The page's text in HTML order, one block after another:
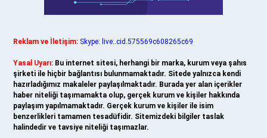
Reklam ve İletişim: Skype: live:.cid.575569c608265c69
Yasal Uyarı: Bu internet sitesi, herhangi bir marka, kurum veya şahıs
şirketi ile hiçbir bağlantısı bulunmamaktadır. Sitede yalnızca kendi
hazırladığımız makaleler paylaşılmaktadır. Burada yer alan içerikler
haber niteliği taşımamakta olup, gerçek kurum ve kişiler hakkında
paylaşım yapılmamaktadır. Gerçek kurum ve kişiler ile isim
benzerlikleri tamamen tesadüfidir. Sitemizdeki bilgiler taslak
halindedir ve tavsiye niteliği taşımazlar.